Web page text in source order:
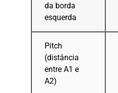
da borda
esquerda
Pitch
(distância
entre A1 e
A2)